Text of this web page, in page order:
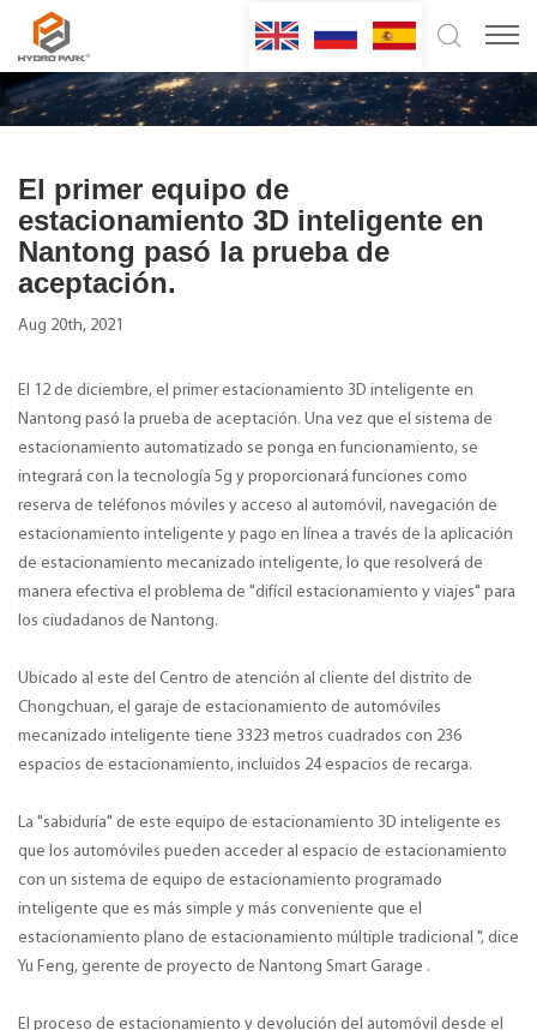
El primer equipo de
estacionamiento 3D inteligente en
Nantong pasó la prueba de
aceptación.
Aug 20th, 2021
El 12 de diciembre, el primer estacionamiento 3D inteligente en
Nantong pasó la prueba de aceptación. Una vez que el sistema de
estacionamiento automatizado se ponga en funcionamiento, se
integrará con la tecnología 5g y proporcionará funciones como
reserva de teléfonos móviles y acceso al automóvil, navegación de
estacionamiento inteligente y pago en línea a través de la aplicación
de estacionamiento mecanizado inteligente, lo que resolverá de
manera efectiva el problema de "difícil estacionamiento y viajes" para
los ciudadanos de Nantong.
Ubicado al este del Centro de atención al cliente del distrito de
Chongchuan, el garaje de estacionamiento de automóviles
mecanizado inteligente tiene 3323 metros cuadrados con 236
espacios de estacionamiento, incluidos 24 espacios de recarga.
La "sabiduría" de este equipo de estacionamiento 3D inteligente es
que los automóviles pueden acceder al espacio de estacionamiento
con un sistema de equipo de estacionamiento programado
inteligente que es más simple y más conveniente que el
estacionamiento plano de estacionamiento múltiple tradicional ", dice
Yu Feng, gerente de proyecto de Nantong Smart Garage .
El proceso de estacionamiento y devolución del automóvil desde el